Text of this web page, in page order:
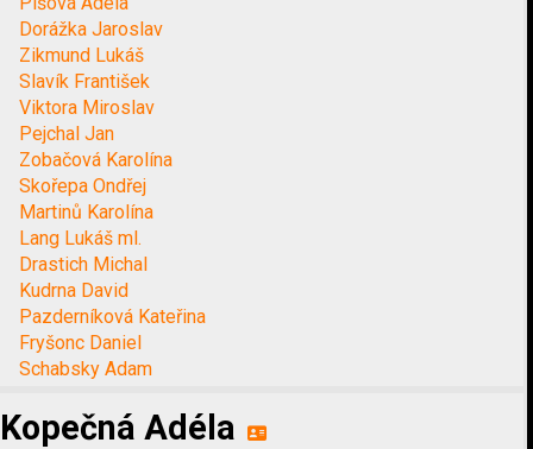
Dorážka Jaroslav
Zikmund Lukáš
Slavík František
Viktora Miroslav
Pejchal Jan
Zobačová Karolína
Skořepa Ondřej
Martinů Karolína
Lang Lukáš ml.
Drastich Michal
Kudrna David
Pazderníková Kateřina
Fryšonc Daniel
Schabsky Adam
Kopečná Adéla